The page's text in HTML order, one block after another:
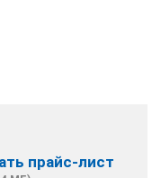
прайс-лист